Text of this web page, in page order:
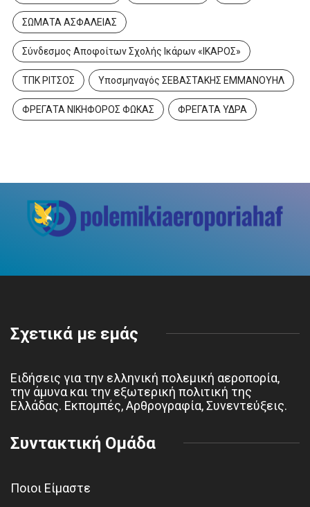
ΣΩΜΑΤΑ ΑΣΦΑΛΕΙΑΣ
Σύνδεσμος Αποφοίτων Σχολής Ικάρων «ΙΚΑΡΟΣ»
ΤΠΚ ΡΙΤΣΟΣ Υποσμηναγός ΣΕΒΑΣΤΑΚΗΣ ΕΜΜΑΝΟΥΗΛ
ΦΡΕΓΑΤΑ ΝΙΚΗΦΟΡΟΣ ΦΩΚΑΣ ΦΡΕΓΑΤΑ ΥΔΡΑ
Σχετικά με εμάς
Ειδήσεις για την ελληνική πολεμική αεροπορία,
την άμυνα και την εξωτερική πολιτική της
Ελλάδας. Εκπομπές, Αρθρογραφία, Συνεντεύξεις.
Συντακτική Ομάδα
Ποιοι Είμαστε